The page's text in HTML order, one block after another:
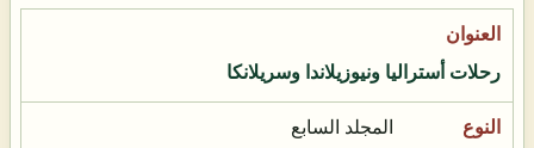
رحلات أستراليا ونيوزيلاندا وسريلانكا
المجلد السابع